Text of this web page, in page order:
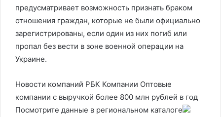
предусматривает возможность признать браком
отношения граждан, которые не были официально
зарегистрированы, если один из них погиб или
пропал без вести в зоне военной операции на
Украине.
Новости компаний РБК Компании Оптовые
компании с выручкой более 800 млн рублей в год
Посмотрите данные в региональном каталоге